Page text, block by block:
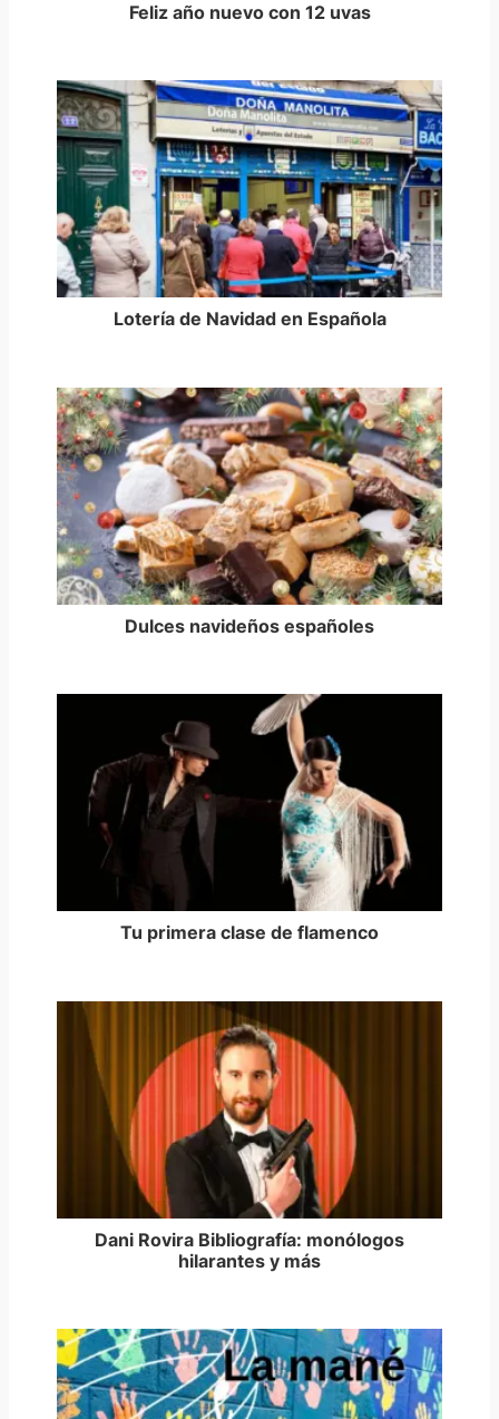
Feliz año nuevo con 12 uvas
Lotería de Navidad en Española
Dulces navideños españoles
Tu primera clase de flamenco
Dani Rovira Bibliografía: monólogos
hilarantes y más